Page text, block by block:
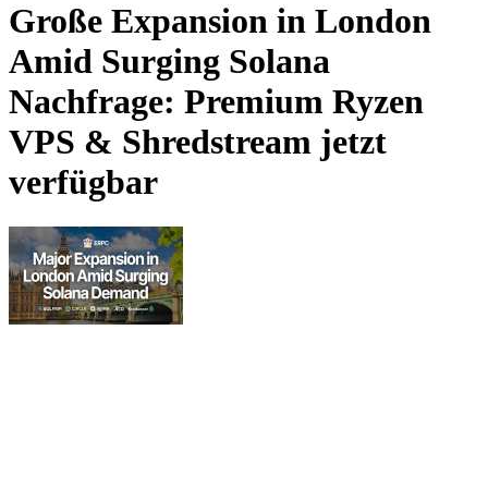
Große Expansion in London
Amid Surging Solana
Nachfrage: Premium Ryzen
VPS & Shredstream jetzt
verfügbar